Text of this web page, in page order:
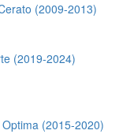
(2009-2013)
(2019-2024)
Optima (2015-2020)